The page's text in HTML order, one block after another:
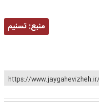
منبع: تسنیم
https://